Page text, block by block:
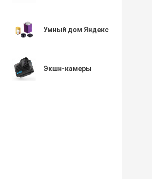
Умный дом Яндекс
Экшн-камеры